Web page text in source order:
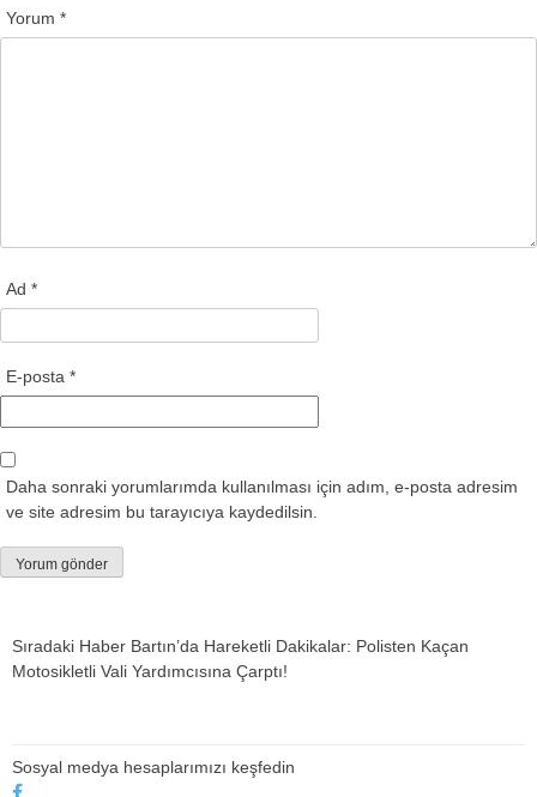
Yorum *
Ad *
E-posta *
Daha sonraki yorumlarımda kullanılması için adım, e-posta adresim
ve site adresim bu tarayıcıya kaydedilsin.
Sıradaki Haber Bartın’da Hareketli Dakikalar: Polisten Kaçan
Motosikletli Vali Yardımcısına Çarptı!
Sosyal medya hesaplarımızı keşfedin